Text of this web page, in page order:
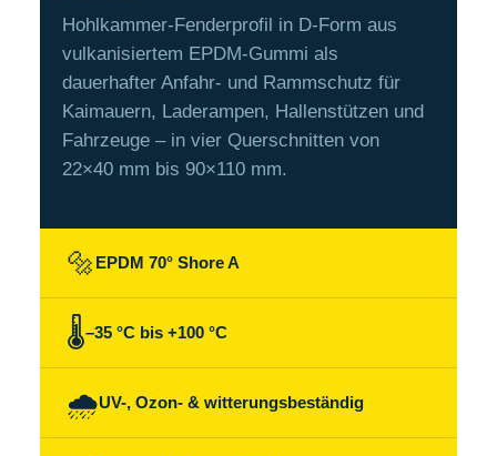
Hohlkammer-Fenderprofil in D-Form aus
vulkanisiertem EPDM-Gummi als
dauerhafter Anfahr- und Rammschutz für
Kaimauern, Laderampen, Hallenstützen und
Fahrzeuge – in vier Querschnitten von
22×40 mm bis 90×110 mm.
🔩 EPDM 70° Shore A
🌡️–35 °C bis +100 °C
🌧️UV-, Ozon- & witterungsbeständig